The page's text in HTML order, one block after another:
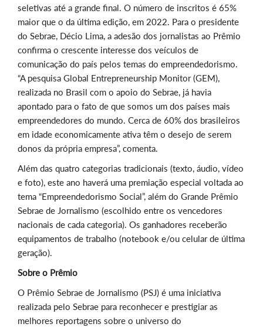
seletivas até a grande final. O número de inscritos é 65%
maior que o da última edição, em 2022. Para o presidente
do Sebrae, Décio Lima, a adesão dos jornalistas ao Prêmio
confirma o crescente interesse dos veículos de
comunicação do país pelos temas do empreendedorismo.
“A pesquisa Global Entrepreneurship Monitor (GEM),
realizada no Brasil com o apoio do Sebrae, já havia
apontado para o fato de que somos um dos países mais
empreendedores do mundo. Cerca de 60% dos brasileiros
em idade economicamente ativa têm o desejo de serem
donos da própria empresa”, comenta.
Além das quatro categorias tradicionais (texto, áudio, vídeo
e foto), este ano haverá uma premiação especial voltada ao
tema “Empreendedorismo Social”, além do Grande Prêmio
Sebrae de Jornalismo (escolhido entre os vencedores
nacionais de cada categoria). Os ganhadores receberão
equipamentos de trabalho (notebook e/ou celular de última
geração).
Sobre o Prêmio
O Prêmio Sebrae de Jornalismo (PSJ) é uma iniciativa
realizada pelo Sebrae para reconhecer e prestigiar as
melhores reportagens sobre o universo do